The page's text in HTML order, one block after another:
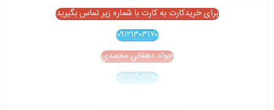
برای خریدکارت به کارت با شماره زیر تماس بگیرید
۰۹۱۲۱۳۰۳۱۷۰
جواد دهقاني محمدي
۰۹۱۲۱۳۰۳۱۷۰